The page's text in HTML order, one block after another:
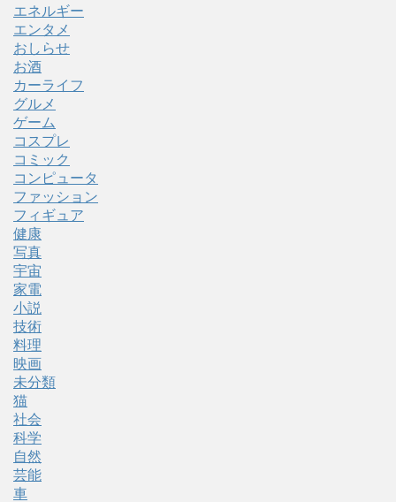
エネルギー
エンタメ
おしらせ
お酒
カーライフ
グルメ
ゲーム
コスプレ
コミック
コンピュータ
ファッション
フィギュア
健康
写真
宇宙
家電
小説
技術
料理
映画
未分類
猫
社会
科学
自然
芸能
車